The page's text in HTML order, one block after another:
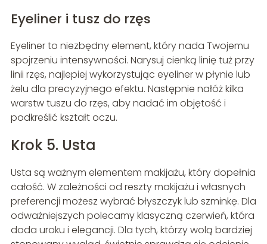
Eyeliner i tusz do rzęs
Eyeliner to niezbędny element, który nada Twojemu
spojrzeniu intensywności. Narysuj cienką linię tuż przy
linii rzęs, najlepiej wykorzystując eyeliner w płynie lub
żelu dla precyzyjnego efektu. Następnie nałóż kilka
warstw tuszu do rzęs, aby nadać im objętość i
podkreślić kształt oczu.
Krok 5. Usta
Usta są ważnym elementem makijażu, który dopełnia
całość. W zależności od reszty makijażu i własnych
preferencji możesz wybrać błyszczyk lub szminkę. Dla
odważniejszych polecamy klasyczną czerwień, która
doda uroku i elegancji. Dla tych, którzy wolą bardziej